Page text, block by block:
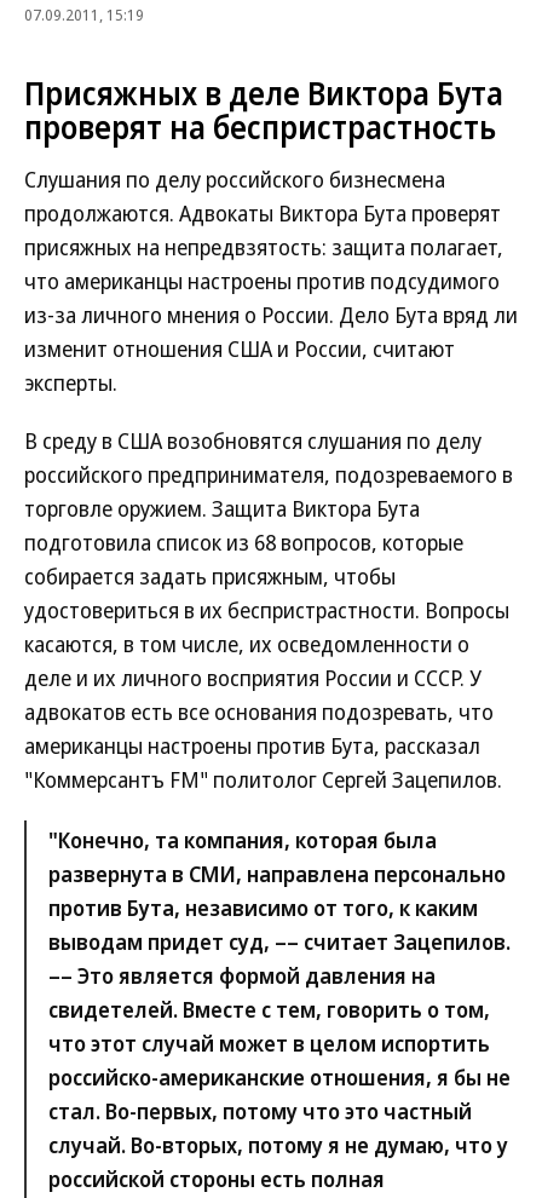
07.09.2011, 15:19
Присяжных в деле Виктора Бута
проверят на беспристрастность
Слушания по делу российского бизнесмена
продолжаются. Адвокаты Виктора Бута проверят
присяжных на непредвзятость: защита полагает,
что американцы настроены против подсудимого
из-за личного мнения о России. Дело Бута вряд ли
изменит отношения США и России, считают
эксперты.
В среду в США возобновятся слушания по делу
российского предпринимателя, подозреваемого в
торговле оружием. Защита Виктора Бута
подготовила список из 68 вопросов, которые
собирается задать присяжным, чтобы
удостовериться в их беспристрастности. Вопросы
касаются, в том числе, их осведомленности о
деле и их личного восприятия России и СССР. У
адвокатов есть все основания подозревать, что
американцы настроены против Бута, рассказал
"Коммерсантъ FM" политолог Сергей Зацепилов.
"Конечно, та компания, которая была
развернута в СМИ, направлена персонально
против Бута, независимо от того, к каким
выводам придет суд, –– считает Зацепилов.
–– Это является формой давления на
свидетелей. Вместе с тем, говорить о том,
что этот случай может в целом испортить
российско-американские отношения, я бы не
стал. Во-первых, потому что это частный
случай. Во-вторых, потому я не думаю, что у
российской стороны есть полная